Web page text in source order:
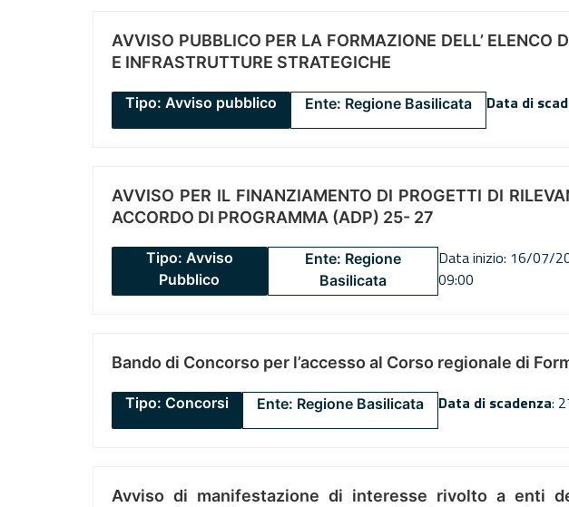
AVVISO PUBBLICO PER LA FORMAZIONE DELL’
E INFRASTRUTTURE STRATEGICHE
Tipo: Avviso pubblico Ente: Regione Basilicata Data di
AVVISO PER IL FINANZIAMENTO DI PROGETTI DI
ACCORDO DI PROGRAMMA (ADP) 25- 27
Tipo: Avviso
Pubblico
Ente: Regione
Basilicata
Data inizio: 16/07/
09:00
Bando di Concorso per l’accesso al Corso regionale di
Tipo: Concorsi Ente: Regione Basilicata Data di scadenza:
Avviso di manifestazione di interesse rivolto a enti